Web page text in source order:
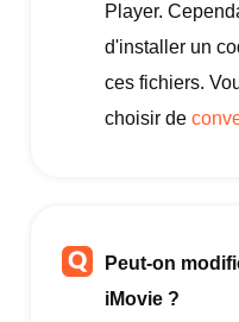
Player.
d'installer un
ces fichiers.
choisir de
Peut-on
iMovie ?